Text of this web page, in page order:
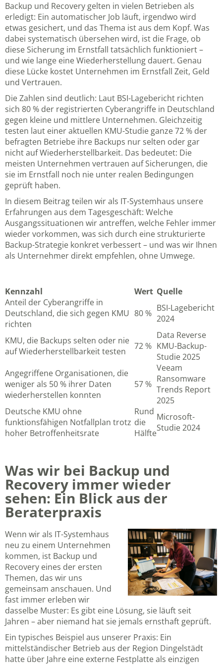
Backup und Recovery gelten in vielen Betrieben als
erledigt: Ein automatischer Job läuft, irgendwo wird
etwas gesichert, und das Thema ist aus dem Kopf. Was
dabei systematisch übersehen wird, ist die Frage, ob
diese Sicherung im Ernstfall tatsächlich funktioniert –
und wie lange eine Wiederherstellung dauert. Genau
diese Lücke kostet Unternehmen im Ernstfall Zeit, Geld
und Vertrauen.
Die Zahlen sind deutlich: Laut BSI-Lagebericht richten
sich 80 % der registrierten Cyberangriffe in Deutschland
gegen kleine und mittlere Unternehmen. Gleichzeitig
testen laut einer aktuellen KMU-Studie ganze 72 % der
befragten Betriebe ihre Backups nur selten oder gar
nicht auf Wiederherstellbarkeit. Das bedeutet: Die
meisten Unternehmen vertrauen auf Sicherungen, die
sie im Ernstfall noch nie unter realen Bedingungen
geprüft haben.
In diesem Beitrag teilen wir als IT-Systemhaus unsere
Erfahrungen aus dem Tagesgeschäft: Welche
Ausgangssituationen wir antreffen, welche Fehler immer
wieder vorkommen, was sich durch eine strukturierte
Backup-Strategie konkret verbessert – und was wir Ihnen
als Unternehmer direkt empfehlen, ohne Umwege.
Kennzahl Wert Quelle
Anteil der Cyberangriffe in
Deutschland, die sich gegen KMU
richten
80 % BSI-Lagebericht
2024
KMU, die Backups selten oder nie
auf Wiederherstellbarkeit testen
72 %
Data Reverse
KMU-Backup-
Studie 2025
Angegriffene Organisationen, die
weniger als 50 % ihrer Daten
wiederherstellen konnten
57 %
Veeam
Ransomware
Trends Report
2025
Deutsche KMU ohne
funktionsfähigen Notfallplan trotz
hoher Betroffenheitsrate
Rund
die
Hälfte
Microsoft-
Studie 2024
Was wir bei Backup und
Recovery immer wieder
sehen: Ein Blick aus der
Beraterpraxis
Wenn wir als IT-Systemhaus
neu zu einem Unternehmen
kommen, ist Backup und
Recovery eines der ersten
Themen, das wir uns
gemeinsam anschauen. Und
fast immer erleben wir
dasselbe Muster: Es gibt eine Lösung, sie läuft seit
Jahren – aber niemand hat sie jemals ernsthaft geprüft.
Ein typisches Beispiel aus unserer Praxis: Ein
mittelständischer Betrieb aus der Region Dingelstädt
hatte über Jahre eine externe Festplatte als einzigen